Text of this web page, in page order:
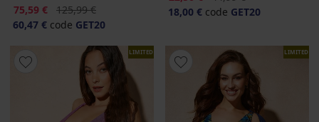
Korting
75,59 € Oorspronkelijke prijs
125,99 €
60,47 € code GET20
18,00 € code GET20
LIMITED LIMITED